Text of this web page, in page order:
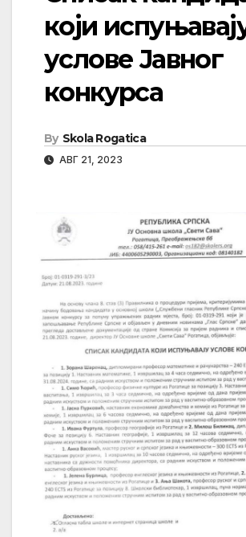
који
услове Јавног
конкурса
By Skola Rogatica
АВГ 21, 2023